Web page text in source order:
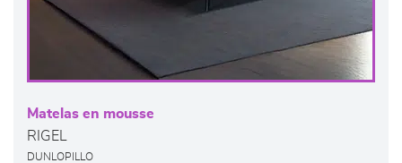
Matelas en mousse
RIGEL
DUNLOPILLO